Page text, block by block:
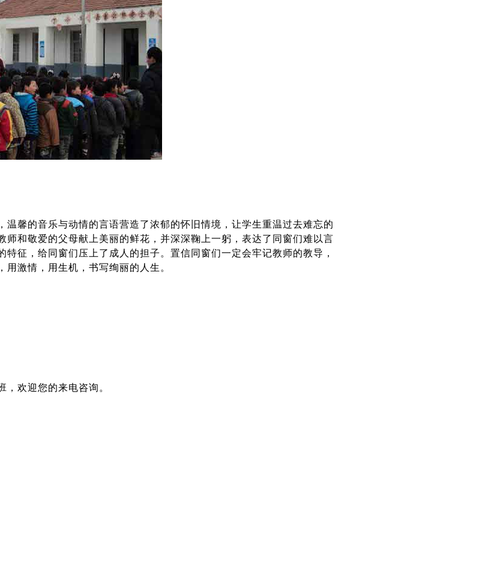
馨的音乐与动情的言语营造了浓郁的怀旧情境，让学生重温过去难忘的
和敬爱的父母献上美丽的鲜花，并深深鞠上一躬，表达了同窗们难以言
征，给同窗们压上了成人的担子。置信同窗们一定会牢记教师的教导，
激情，用生机，书写绚丽的人生。
，欢迎您的来电咨询。